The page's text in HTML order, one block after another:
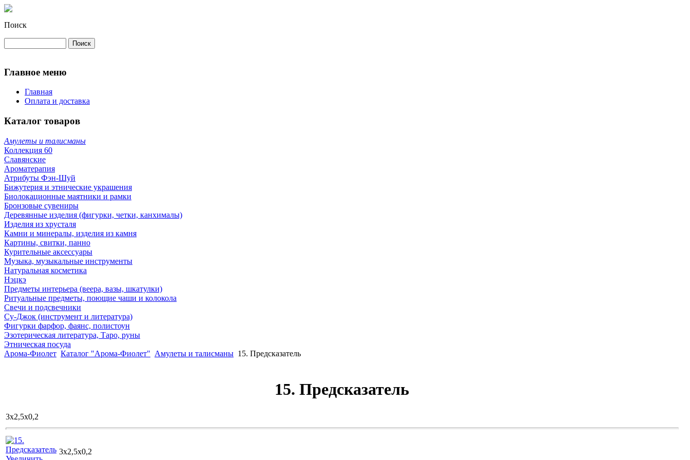
Поиск
Главное меню
Главная
Оплата и доставка
Каталог товаров
Амулеты и талисманы
Коллекция 60
Славянские
Ароматерапия
Атрибуты Фэн-Шуй
Бижутерия и этнические украшения
Биолокационные маятники и рамки
Бронзовые сувениры
Деревянные изделия (фигурки, четки, канхималы)
Изделия из хрусталя
Камни и минералы, изделия из камня
Картины, свитки, панно
Курительные аксессуары
Музыка, музыкальные инструменты
Натуральная косметика
Нэцкэ
Предметы интерьера (веера, вазы, шкатулки)
Ритуальные предметы, поющие чаши и колокола
Свечи и подсвечники
Су-Джок (инструмент и литература)
Фигурки фарфор, фаянс, полистоун
Эзотерическая литература, Таро, руны
Этническая посуда
Арома-Фиолет Каталог "Арома-Фиолет" Амулеты и талисманы 15. Предсказатель
15. Предсказатель
3x2,5x0,2
3x2,5x0,2